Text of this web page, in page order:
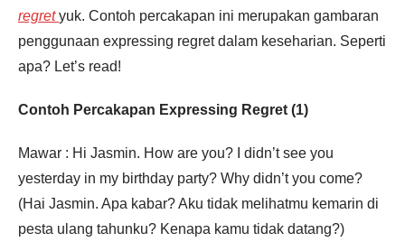
regretyuk. Contoh percakapan ini merupakan gambaran
penggunaan expressing regret dalam keseharian. Seperti
apa? Let’s read!
Contoh Percakapan Expressing Regret (1)
Mawar : Hi Jasmin. How are you? I didn’t see you
yesterday in my birthday party? Why didn’t you come?
(Hai Jasmin. Apa kabar? Aku tidak melihatmu kemarin di
pesta ulang tahunku? Kenapa kamu tidak datang?)